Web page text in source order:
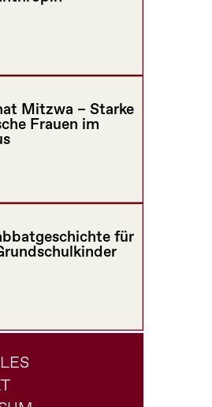
Mitzwa – Starke
Frauen im
für